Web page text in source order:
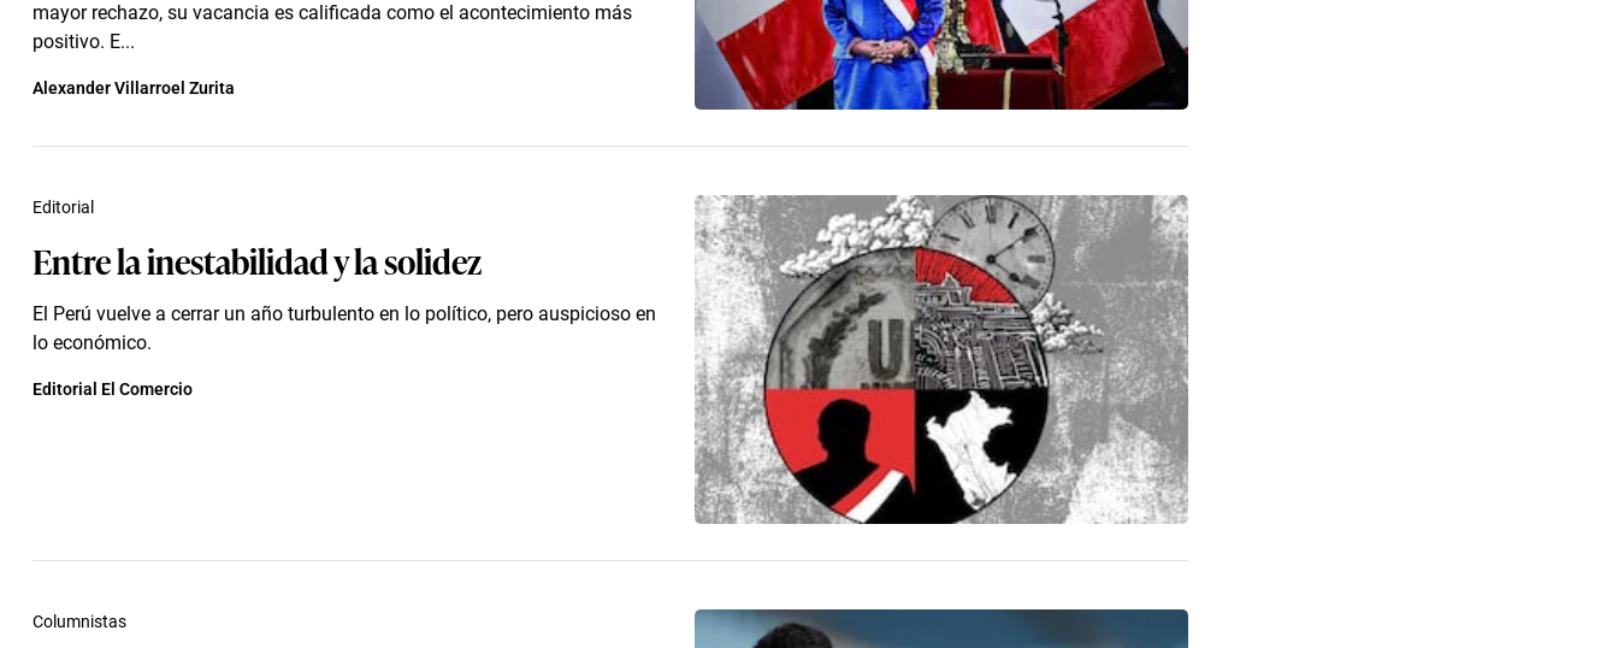
mayor rechazo, su vacancia es calificada como el acontecimiento más
positivo. E...
Alexander Villarroel Zurita
Entre la inestabilidad y la solidez
El Perú vuelve a cerrar un año turbulento en lo político, pero auspicioso en
lo económico.
Editorial
Editorial El Comercio
Columnistas